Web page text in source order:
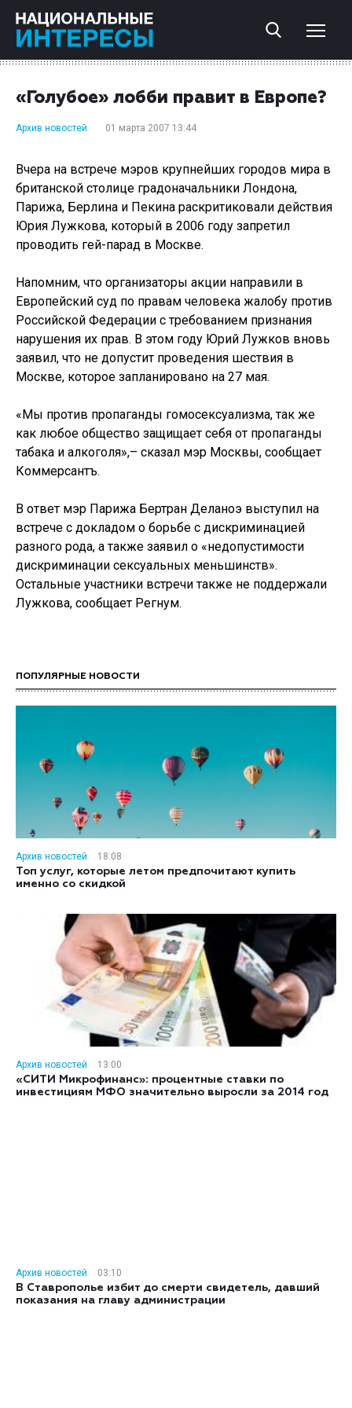
«Голубое» лобби правит в Европе?
Архив новостей 01 марта 2007 13:44
Вчера на встрече мэров крупнейших городов мира в
британской столице градоначальники Лондона,
Парижа, Берлина и Пекина раскритиковали действия
Юрия Лужкова, который в 2006 году запретил
проводить гей-парад в Москве.
Напомним, что организаторы акции направили в
Европейский суд по правам человека жалобу против
Российской Федерации с требованием признания
нарушения их прав. В этом году Юрий Лужков вновь
заявил, что не допустит проведения шествия в
Москве, которое запланировано на 27 мая.
«Мы против пропаганды гомосексуализма, так же
как любое общество защищает себя от пропаганды
табака и алкоголя»,– сказал мэр Москвы, сообщает
Коммерсантъ.
В ответ мэр Парижа Бертран Деланоэ выступил на
встрече с докладом о борьбе с дискриминацией
разного рода, а также заявил о «недопустимости
дискриминации сексуальных меньшинств».
Остальные участники встречи также не поддержали
Лужкова, сообщает Регнум.
ПОПУЛЯРНЫЕ НОВОСТИ
Архив новостей
18:08
Топ услуг, которые летом предпочитают купить
именно со скидкой
Архив новостей
13:00
«СИТИ Микрофинанс»: процентные ставки по
инвестициям МФО значительно выросли за 2014 год
Архив новостей
03:10
В Ставрополье избит до смерти свидетель, давший
показания на главу администрации